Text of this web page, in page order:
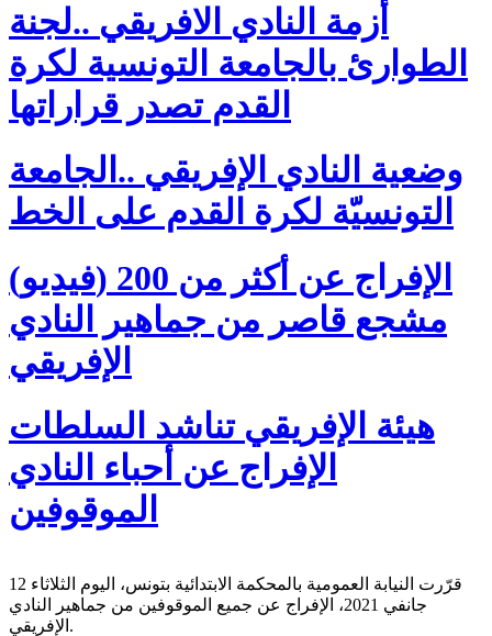
أزمة النادي الافريقي ..لجنة
الطوارئ بالجامعة التونسية لكرة
القدم تصدر قراراتها
وضعية النادي الإفريقي ..الجامعة
التونسيّة لكرة القدم على الخط
(فيديو) الإفراج عن أكثر من 200
مشجع قاصر من جماهير النادي
الإفريقي
هيئة الإفريقي تناشد السلطات
الإفراج عن أحباء النادي
الموقوفين
قرّرت النيابة العمومية بالمحكمة الابتدائية بتونس، اليوم الثلاثاء 12
جانفي 2021، الإفراج عن جميع الموقوفين من جماهير النادي
الإفريقي.